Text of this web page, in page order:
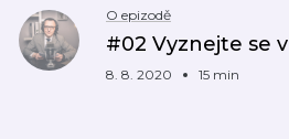
O epizodě
#02 Vyznejte se
8. 8. 2020 15 min